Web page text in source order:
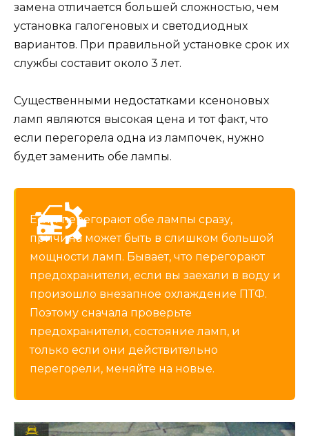
замена отличается большей сложностью, чем
установка галогеновых и светодиодных
вариантов. При правильной установке срок их
службы составит около 3 лет.
Существенными недостатками ксеноновых
ламп являются высокая цена и тот факт, что
если перегорела одна из лампочек, нужно
будет заменить обе лампы.
Если перегорают обе лампы сразу,
причина может быть в слишком большой
мощности ламп. Бывает, что перегорают
предохранители, если вы заехали в воду и
произошло внезапное охлаждение ПТФ.
Поэтому сначала проверьте
предохранители, состояние ламп, и
только если они действительно
перегорели, меняйте на новые.